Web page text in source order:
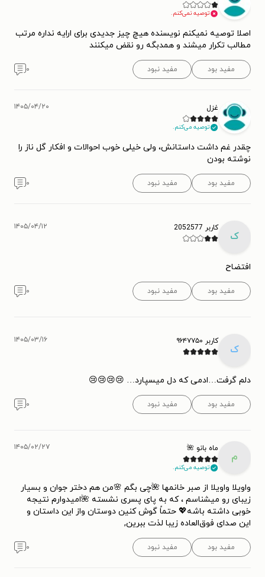
توصیه نمی‌کنم.
اصلا توصیه نمیکنم نویسنده هیچ چیز جدیدی برای ارایه نداره مرتب
مطالب تکرار میشند و همدبگه رو نقض میکنند
مفید بود مفید نبود ۰
غزل
توصیه می‌کنم.
۱۴۰۵/۰۴/۲۰
چقدر غم داشت داستانش، ولی خیلی خوب احوالات و افکار گل ناز را
نوشته بودن
مفید بود مفید نبود ۰
ک
کاربر 2052577 ۱۴۰۵/۰۴/۱۲
افتضاح
مفید بود مفید نبود ۰
ک
کاربر ۹۶۴۷۷۵۰ ۱۴۰۵/۰۳/۱۶
دلم گرفت…ادمی که دل میسپارد… 😢😢😢😢
مفید بود مفید نبود ۰
م
ماه بانو 🌺
توصیه می‌کنم.
۱۴۰۵/۰۲/۲۷
واویلا واویلا از صبر خانمها 🌺چی بگم 🌸من هم دختر جوان و بسیار
زیبای رو میشناسم ، که به پای پسری نشسته 🌺امیدوارم نتیجه
خوبی داشته باشه💖 حتماً گوش کنین دوستان واز این داستان و
این صدای فوق‌العاده زیبا لذت ببرین,
مفید بود مفید نبود ۰